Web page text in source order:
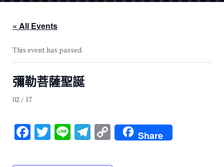
« All Events
This event has passed.
彌勒菩薩聖誕
02 / 17
F T Li T C
o
Share